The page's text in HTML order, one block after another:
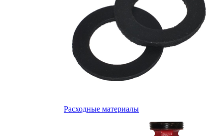
Расходные материалы